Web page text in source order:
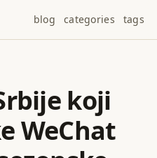
blog categories tags
koji
WeChat